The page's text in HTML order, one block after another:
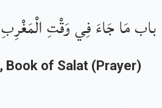
باب مَا جَاءَ فِي وَقْتِ الْمَغْرِبِ
, Book of Salat (Prayer)